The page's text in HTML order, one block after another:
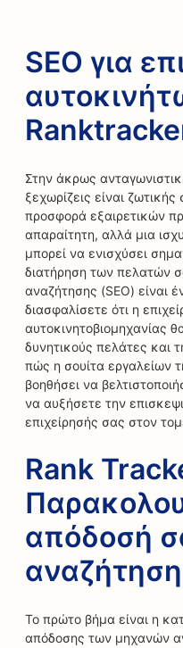
SEO για
Στην άκρως
ξεχωρίζεις είναι
προσφορά εξαιρετικών
απαραίτητη, αλλά μια
μπορεί να ενισχύσει
διατήρηση των πελατών
αναζήτησης (SEO) είναι
διασφαλίσετε ότι η
αυτοκινητοβιομηχανίας
δυνητικούς πελάτες και
πώς η σουίτα εργαλείων
βοηθήσει να
να αυξήσετε την
επιχείρησής σας στον
Rank
απόδοσή
αναζήτηση
Το πρώτο βήμα είναι η
απόδοσης των μηχανών